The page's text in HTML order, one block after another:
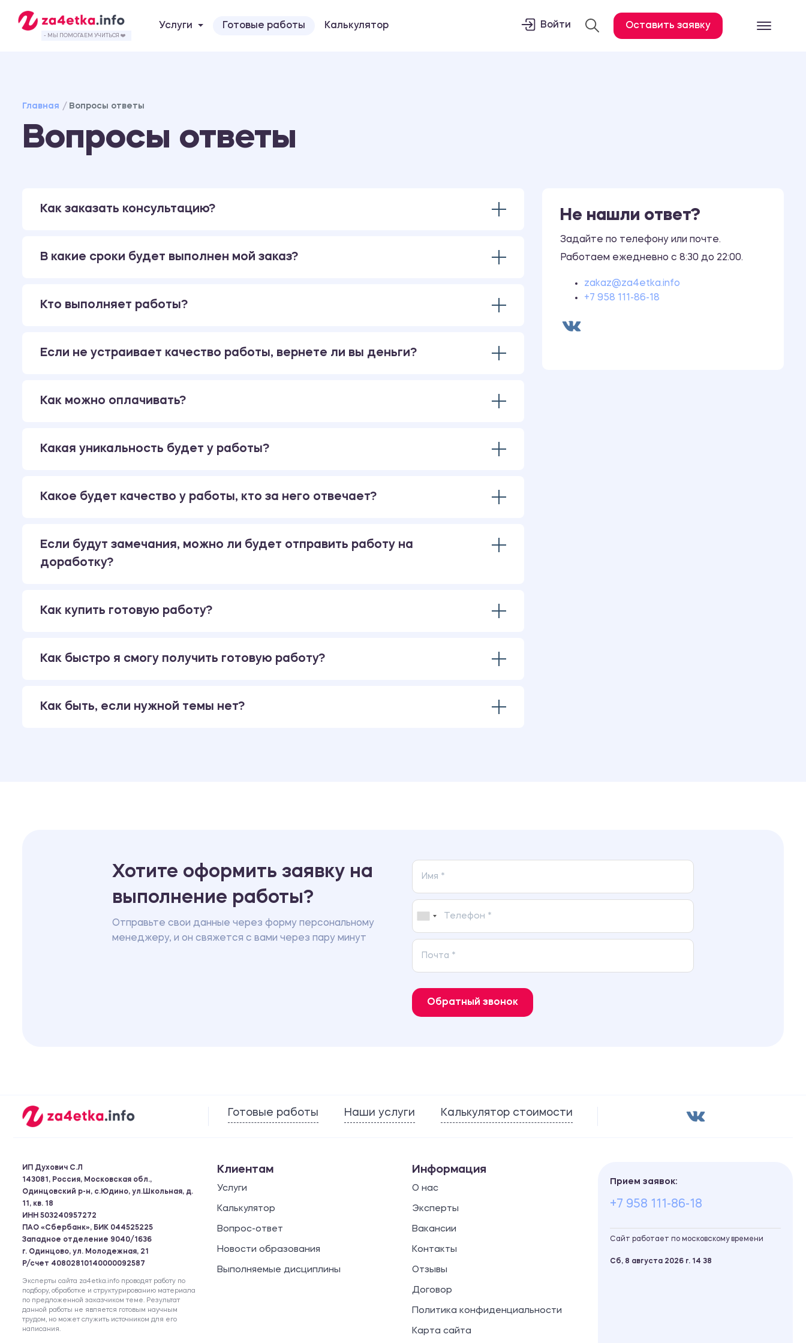
Диссертация
План-конспект
Дневник по практике
Ответы на билеты
- МЫ ПОМОГАЕМ УЧИТЬСЯ ❤️
Услуги Готовые работы Калькулятор Войти Оставить заявку
Главная Вопросы ответы
Вопросы ответы
Как заказать консультацию?
В какие сроки будет выполнен мой заказ?
Кто выполняет работы?
Если не устраивает качество работы, вернете ли вы деньги?
Как можно оплачивать?
Какая уникальность будет у работы?
Какое будет качество у работы, кто за него отвечает?
Если будут замечания, можно ли будет отправить работу на
доработку?
Как купить готовую работу?
Как быстро я смогу получить готовую работу?
Как быть, если нужной темы нет?
Не нашли ответ?
Задайте по телефону или почте.
Работаем ежедневно с 8:30 до 22:00.
zakaz@za4etka.info
+7 958 111-86-18
Хотите оформить заявку на
выполнение работы?
Отправьте свои данные через форму персональному
менеджеру, и он свяжется с вами через пару минут
Обратный звонок
Готовые работы Наши услуги Калькулятор стоимости
ИП Духович С.Л
143081, Россия, Московская обл.,
Одинцовский р-н, с.Юдино, ул.Школьная, д.
11, кв. 18
ИНН 503240957272
ПАО «Сбербанк», БИК 044525225
Западное отделение 9040/1636
г. Одинцово, ул. Молодежная, 21
Р/счет 40802810140000092587
Эксперты сайта za4etka.info проводят работу по
подбору, обработке и структурированию материала
по предложенной заказчиком теме. Результат
данной работы не является готовым научным
трудом, но может служить источником для его
написания.
Клиентам
Услуги
Калькулятор
Вопрос-ответ
Новости образования
Выполняемые дисциплины
Информация
О нас
Эксперты
Вакансии
Контакты
Отзывы
Договор
Политика конфиденциальности
Карта сайта
Прием заявок:
+7 958 111-86-18
Сайт работает по московскому времени
Сб, 8 августа 2026 г. 14 38